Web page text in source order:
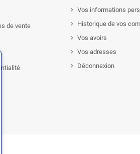
de vente
Vos informations
Historique de vos
Vos avoirs
Vos adresses
Déconnexion